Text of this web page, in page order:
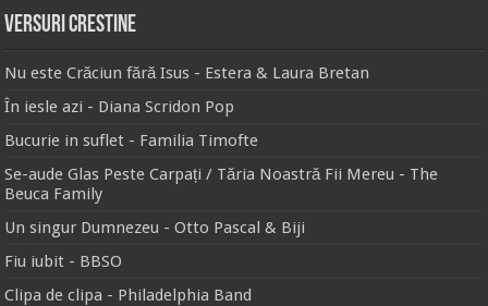
Versuri Crestine
Nu este Crăciun fără Isus - Estera & Laura Bretan
În iesle azi - Diana Scridon Pop
Bucurie in suflet - Familia Timofte
Se-aude Glas Peste Carpați / Tăria Noastră Fii Mereu - The
Beuca Family
Un singur Dumnezeu - Otto Pascal & Biji
Fiu iubit - BBSO
Clipa de clipa - Philadelphia Band